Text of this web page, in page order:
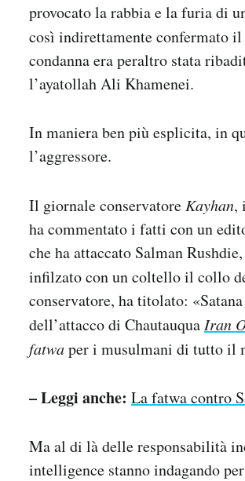
provocato la rabbia e la furia di
così indirettamente confermato
condanna era peraltro stata
l’ayatollah Ali Khamenei.
In maniera ben più esplicita, in
l’aggressore.
Il giornale conservatore Kayhan,
ha commentato i fatti con un
che ha attaccato Salman
infilzato con un coltello il collo
conservatore, ha titolato:
dell’attacco di Chautauqua Iran
fatwaper i musulmani di tutto il
– Leggi anche: La fatwa contro
Ma al di là delle responsabilità
intelligence stanno indagando